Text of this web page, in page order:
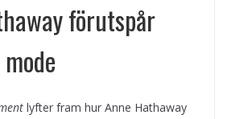
förutspår
lyfter fram hur Anne Hathaway